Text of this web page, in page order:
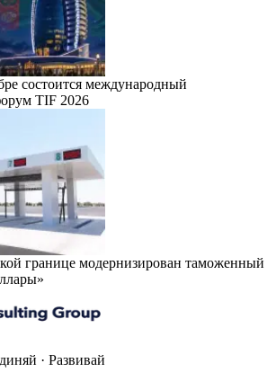
состоится международный
TIF 2026
границе модернизирован таможенный
· Развивай